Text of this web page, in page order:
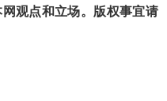
观点和立场。版权事宜请